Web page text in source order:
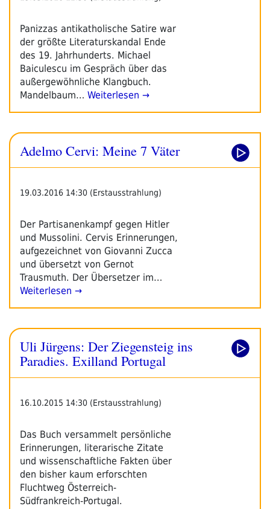
Panizzas antikatholische Satire war
der größte Literaturskandal Ende
des 19. Jahrhunderts. Michael
Baiculescu im Gespräch über das
außergewöhnliche Klangbuch.
Mandelbaum… Weiterlesen →
Adelmo Cervi: Meine 7 Väter
19.03.2016 14:30 (Erstausstrahlung)
Der Partisanenkampf gegen Hitler
und Mussolini. Cervis Erinnerungen,
aufgezeichnet von Giovanni Zucca
und übersetzt von Gernot
Trausmuth. Der Übersetzer im…
Weiterlesen →
Uli Jürgens: Der Ziegensteig ins
Paradies. Exilland Portugal
16.10.2015 14:30 (Erstausstrahlung)
Das Buch versammelt persönliche
Erinnerungen, literarische Zitate
und wissenschaftliche Fakten über
den bisher kaum erforschten
Fluchtweg Österreich-
Südfrankreich-Portugal.